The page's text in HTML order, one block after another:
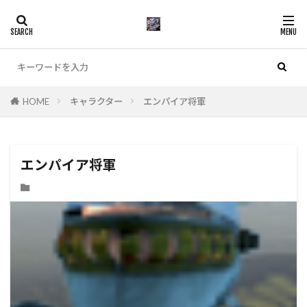
HOME キャラクター エンパイア将軍
エンパイア将軍
カテゴリー